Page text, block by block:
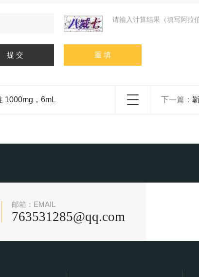
请输入计算结果（填写阿拉
1000mg，6mL 下一篇：靳
邮箱：EMAIL
763531285@qq.com